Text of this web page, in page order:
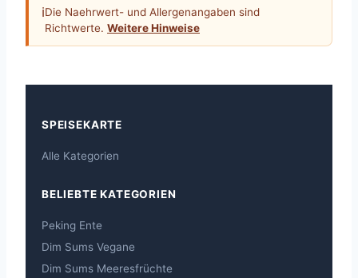
ℹDie Naehrwert- und Allergenangaben sind
Richtwerte. Weitere Hinweise
SPEISEKARTE
Alle Kategorien
BELIEBTE KATEGORIEN
Peking Ente
Dim Sums Vegane
Dim Sums Meeresfrüchte